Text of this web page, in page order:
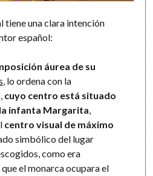
tiene una clara intención
español:
áurea de su
, lo ordena con la
, cuyo centro está situado
infanta Margarita,
centro visual de máximo
simbólico del lugar
como era
el monarca ocupara el